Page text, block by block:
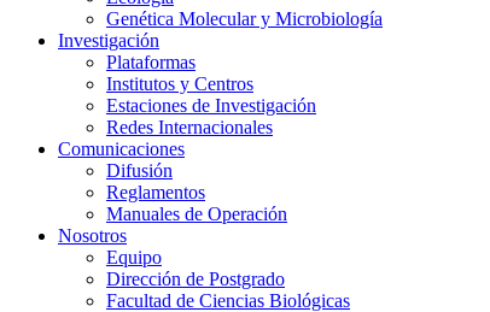
Genética Molecular y Microbiología
Investigación
Plataformas
Institutos y Centros
Estaciones de Investigación
Redes Internacionales
Comunicaciones
Difusión
Reglamentos
Manuales de Operación
Nosotros
Equipo
Dirección de Postgrado
Facultad de Ciencias Biológicas